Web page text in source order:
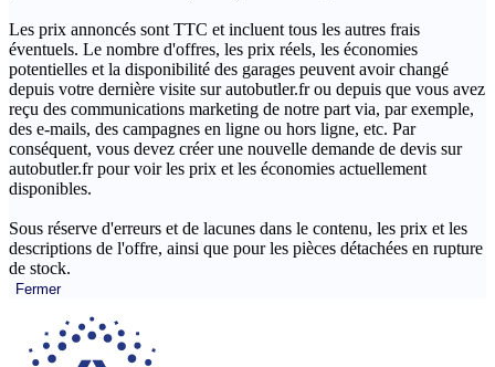
Les prix annoncés sont TTC et incluent tous les autres frais
éventuels. Le nombre d'offres, les prix réels, les économies
potentielles et la disponibilité des garages peuvent avoir changé
depuis votre dernière visite sur autobutler.fr ou depuis que vous avez
reçu des communications marketing de notre part via, par exemple,
des e-mails, des campagnes en ligne ou hors ligne, etc. Par
conséquent, vous devez créer une nouvelle demande de devis sur
autobutler.fr pour voir les prix et les économies actuellement
disponibles.
Sous réserve d'erreurs et de lacunes dans le contenu, les prix et les
descriptions de l'offre, ainsi que pour les pièces détachées en rupture
de stock.
Fermer